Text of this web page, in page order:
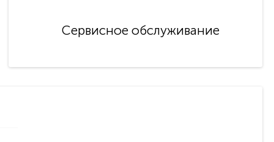
Сервисное обслуживание